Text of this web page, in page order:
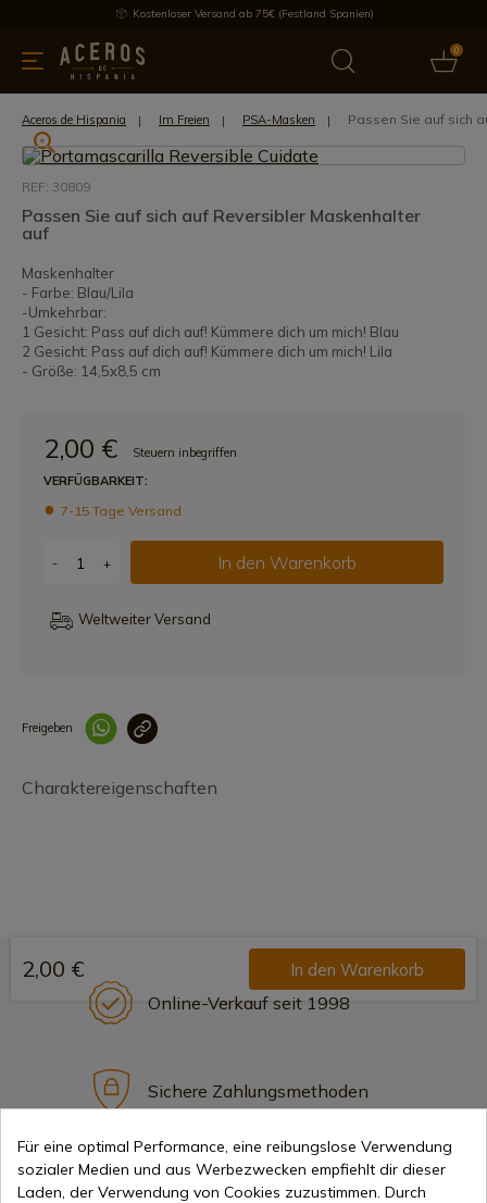
Kostenloser Versand ab 75€ (Festland Spanien)
0
Bietet Aktuelles Bestseller
Aceros de Hispania Im Freien PSA-Masken Passen Sie auf sich
REF: 30809
Passen Sie auf sich auf Reversibler Maskenhalter
auf
Maskenhalter
- Farbe: Blau/Lila
-Umkehrbar:
1 Gesicht: Pass auf dich auf! Kümmere dich um mich! Blau
2 Gesicht: Pass auf dich auf! Kümmere dich um mich! Lila
- Größe: 14,5x8,5 cm
2,00 €
Steuern inbegriffen
VERFÜGBARKEIT:
7-15 Tage Versand
- + In den Warenkorb
Weltweiter Versand
Freigeben
Charaktereigenschaften
2,00 € In den Warenkorb
Online-Verkauf seit 1998
Sichere Zahlungsmethoden
Internationaler Versand
Für eine optimal Performance, eine reibungslose Verwendung
sozialer Medien und aus Werbezwecken empfiehlt dir dieser
Laden, der Verwendung von Cookies zuzustimmen. Durch